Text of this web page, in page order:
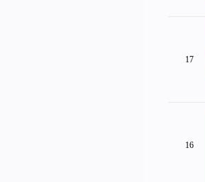
17
16